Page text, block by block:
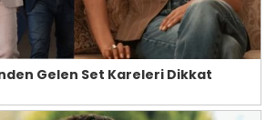
Gelen Set Kareleri Dikkat